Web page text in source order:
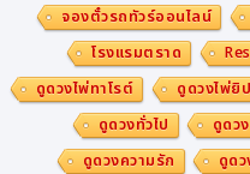
arajah– President
University of
ett– Deputy Head of
r. Paul Angrave–
ถึงตัวแทนจากสถานทูตอัง
จองตั๋วรถทัวร์ออนไลน์
โรงแรมตราด
ดูดวงไพ่ทาโรต์
ดูดวงไพ่ยิ
ดูดวงทั่วไป
ดูดว
ดูดวงความรัก
ดูด